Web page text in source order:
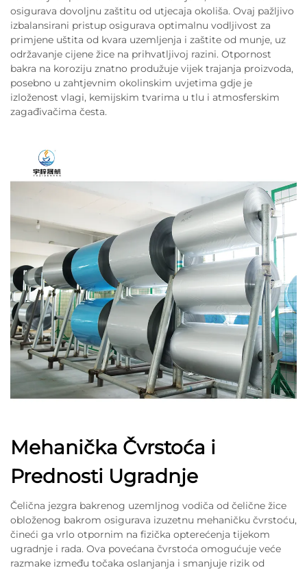
osigurava dovoljnu zaštitu od utjecaja okoliša. Ovaj pažljivo
izbalansirani pristup osigurava optimalnu vodljivost za
primjene uštita od kvara uzemljenja i zaštite od munje, uz
održavanje cijene žice na prihvatljivoj razini. Otpornost
bakra na koroziju znatno produžuje vijek trajanja proizvoda,
posebno u zahtjevnim okolinskim uvjetima gdje je
izloženost vlagi, kemijskim tvarima u tlu i atmosferskim
zagađivačima česta.
Mehanička Čvrstoća i
Prednosti Ugradnje
Čelična jezgra bakrenog uzemljnog vodiča od čelične žice
obloženog bakrom osigurava izuzetnu mehaničku čvrstoću,
čineći ga vrlo otpornim na fizička opterećenja tijekom
ugradnje i rada. Ova povećana čvrstoća omogućuje veće
razmake između točaka oslanjanja i smanjuje rizik od